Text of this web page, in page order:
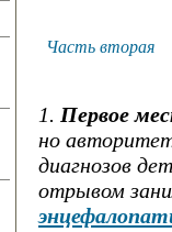
Часть вторая
1. Первое
но
диагнозов
отрывом